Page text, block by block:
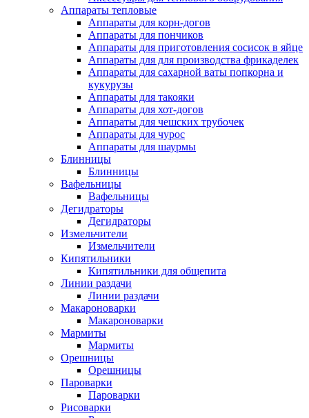
Аппараты тепловые
Аппараты для корн-догов
Аппараты для пончиков
Аппараты для приготовления сосисок в яйце
Аппараты для для производства фрикаделек
Аппараты для сахарной ваты попкорна и
кукурузы
Аппараты для такояки
Аппараты для хот-догов
Аппараты для чешских трубочек
Аппараты для чурос
Аппараты для шаурмы
Блинницы
Блинницы
Вафельницы
Вафельницы
Дегидраторы
Дегидраторы
Измельчители
Измельчители
Кипятильники
Кипятильники для общепита
Линии раздачи
Линии раздачи
Макароноварки
Макароноварки
Мармиты
Мармиты
Орешницы
Орешницы
Пароварки
Пароварки
Рисоварки